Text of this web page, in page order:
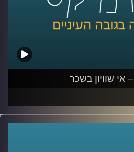
לגלות לכם המון דברים
ד"ר רויטל הולנדר
לוקחת אותנו דרך יוהן
הולגרמות יפניות
אביב לנפלאות הפיתוחים
המוזיקה
שוויון בשכר
דבר שקיים בהמון תחומי